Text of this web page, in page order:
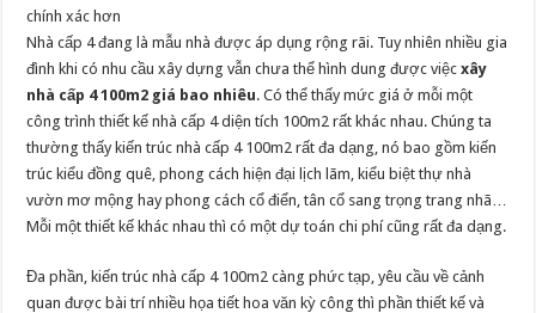
chính xác hơn
Nhà cấp 4 đang là mẫu nhà được áp dụng rộng rãi. Tuy nhiên nhiều gia
đình khi có nhu cầu xây dựng vẫn chưa thể hình dung được việcxây
nhà cấp 4 100m2 giá bao nhiêu. Có thể thấy mức giá ở mỗi một
công trình thiết kế nhà cấp 4 diện tích 100m2 rất khác nhau. Chúng ta
thường thấy kiến trúc nhà cấp 4 100m2 rất đa dạng, nó bao gồm kiến
trúc kiểu đồng quê, phong cách hiện đại lịch lãm, kiểu biệt thự nhà
vườn mơ mộng hay phong cách cổ điển, tân cổ sang trọng trang nhã…
Mỗi một thiết kế khác nhau thì có một dự toán chi phí cũng rất đa dạng.
Đa phần, kiến trúc nhà cấp 4 100m2 càng phức tạp, yêu cầu về cảnh
quan được bài trí nhiều họa tiết hoa văn kỳ công thì phần thiết kế và